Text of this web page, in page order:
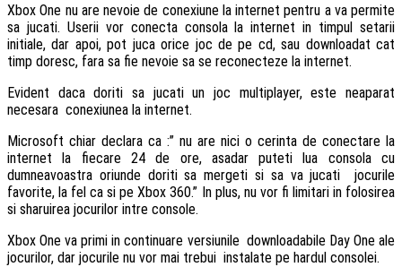
Xbox One nu are nevoie de conexiune la internet pentru a va permite
sa jucati. Userii vor conecta consola la internet in timpul setarii
initiale, dar apoi, pot juca orice joc de pe cd, sau downloadat cat
timp doresc, fara sa fie nevoie sa se reconecteze la internet.
Evident daca doriti sa jucati un joc multiplayer, este neaparat
necesara conexiunea la internet.
Microsoft chiar declara ca :” nu are nici o cerinta de conectare la
internet la fiecare 24 de ore, asadar puteti lua consola cu
dumneavoastra oriunde doriti sa mergeti si sa va jucati jocurile
favorite, la fel ca si pe Xbox 360.” In plus, nu vor fi limitari in folosirea
si sharuirea jocurilor intre console.
Xbox One va primi in continuare versiunile downloadabile Day One ale
jocurilor, dar jocurile nu vor mai trebui instalate pe hardul consolei.